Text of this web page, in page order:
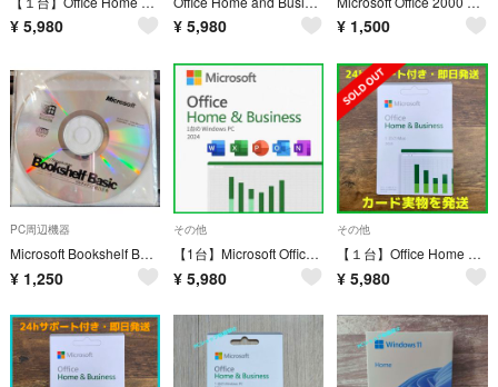
¥ 5,980 ¥ 5,980 ¥ 1,500
PC周辺機器
Microsoft Bookshelf Basic CD-ROM
¥ 1,250
その他
【1台】Microsoft Office Home & Busines 2024
¥ 5,980
その他
【１台】Office Home & Business 2024 for Mac
¥ 5,980